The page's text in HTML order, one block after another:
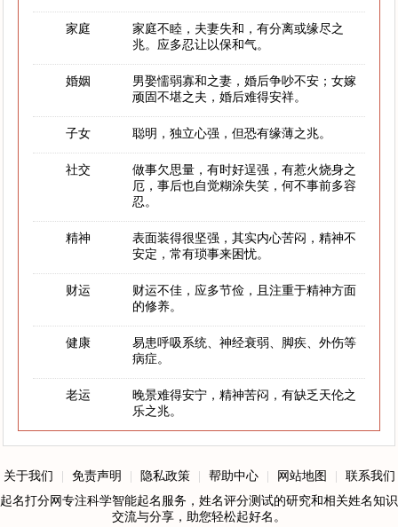
家庭
家庭不睦，夫妻失和，有分离或缘尽之
兆。应多忍让以保和气。
婚姻
男娶懦弱寡和之妻，婚后争吵不安；女嫁
顽固不堪之夫，婚后难得安祥。
子女 聪明，独立心强，但恐有缘薄之兆。
社交
做事欠思量，有时好逞强，有惹火烧身之
厄，事后也自觉糊涂失笑，何不事前多容
忍。
精神
表面装得很坚强，其实内心苦闷，精神不
安定，常有琐事来困忧。
财运
财运不佳，应多节俭，且注重于精神方面
的修养。
健康
易患呼吸系统、神经衰弱、脚疾、外伤等
病症。
老运
晚景难得安宁，精神苦闷，有缺乏天伦之
乐之兆。
关于我们 免责声明 隐私政策 帮助中心 网站地图
联系我们
起名打分网专注科学智能起名服务，姓名评分测试的研究和相关姓名知识
交流与分享，助您轻松起好名。